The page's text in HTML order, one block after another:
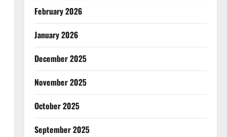
February 2026
January 2026
December 2025
November 2025
October 2025
September 2025